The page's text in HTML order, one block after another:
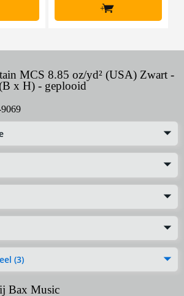
+
MCS 8.85 oz/yd² (USA) Zwart -
x H) - geplooid
(3)
Bax Music